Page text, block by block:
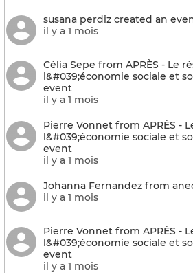
susana perdiz created an
il y a 1 mois
Célia Sepe from APRÈS - Le
l&#039;économie sociale et
event
il y a 1 mois
Pierre Vonnet from APRÈS -
l&#039;économie sociale et
event
il y a 1 mois
Johanna Fernandez from
il y a 1 mois
Pierre Vonnet from APRÈS -
l&#039;économie sociale et
event
il y a 1 mois